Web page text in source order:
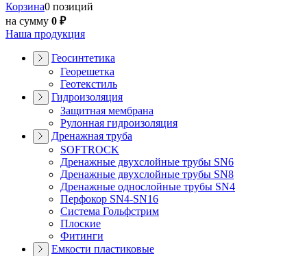
Корзина0 позиций
на сумму 0 ₽
Наша продукция
Геосинтетика
Георешетка
Геотекстиль
Гидроизоляция
Защитная мембрана
Рулонная гидроизоляция
Дренажная труба
SOFTROCK
Дренажные двухслойные трубы SN6
Дренажные двухслойные трубы SN8
Дренажные однослойные трубы SN4
Перфокор SN4-SN16
Система Гольфстрим
Плоские
Фитинги
Емкости пластиковые